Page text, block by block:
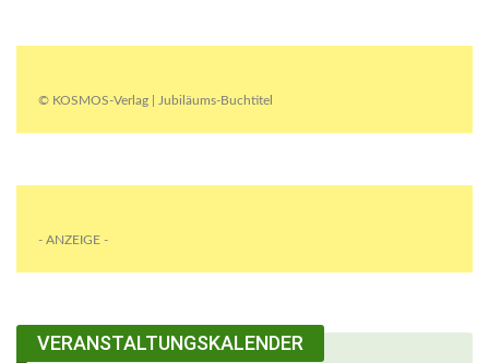
© KOSMOS-Verlag | Jubiläums-Buchtitel
- ANZEIGE -
VERANSTALTUNGSKALENDER